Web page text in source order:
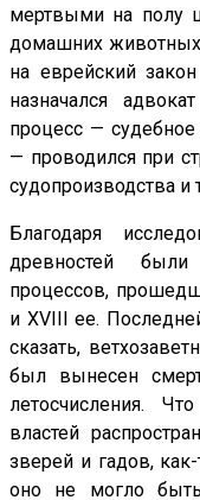
мертвыми на полу
домашних животных
на еврейский
назначался
процесс —
— проводился при
судопроизводства и
Благодаря
древностей
процессов,
и XVIII ее.
сказать,
был вынесен
летосчисления.
властей
зверей и гадов,
оно не могло